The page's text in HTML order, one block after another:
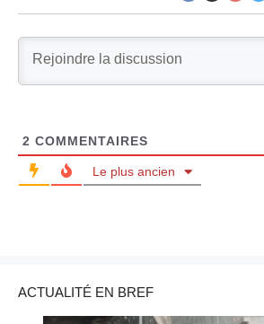
2 COMMENTAIRES
Le plus ancien
ACTUALITÉ EN BREF